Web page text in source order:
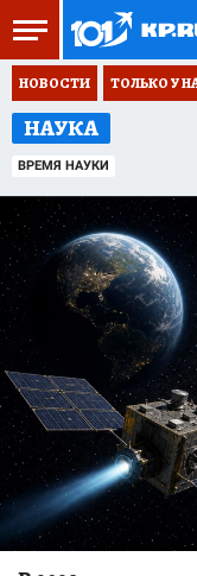
НОВОСТИ ТОЛЬКО У
НАУКА
ВРЕМЯ НАУКИ